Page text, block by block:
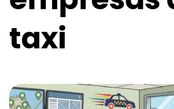
taxi